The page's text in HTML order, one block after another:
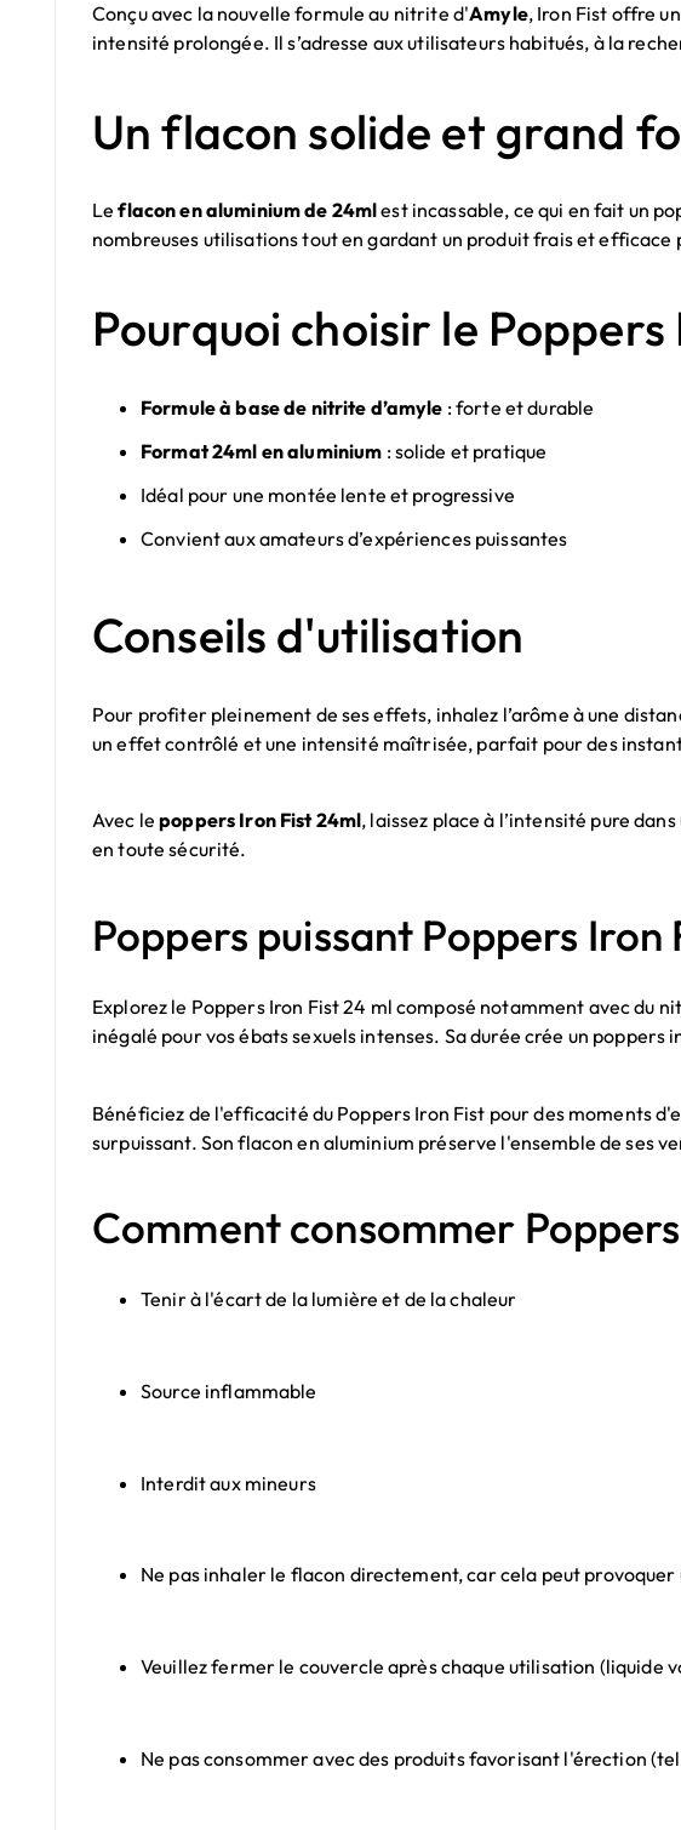
Conçu avec la nouvelle formule au nitrite d'Amyle, Iron Fist offre
intensité prolongée. Il s’adresse aux utilisateurs habitués, à la
Un flacon solide et grand
Leflacon en aluminium de 24mlest incassable, ce qui en fait un
nombreuses utilisations tout en gardant un produit frais et efficace
Pourquoi choisir le
Formule à base de nitrite d’amyle : forte et durable
Format 24ml en aluminium : solide et pratique
Idéal pour une montée lente et progressive
Convient aux amateurs d’expériences puissantes
Conseils d'utilisation
Pour profiter pleinement de ses effets, inhalez l’arôme à une
un effet contrôlé et une intensité maîtrisée, parfait pour des
Avec lepoppers Iron Fist 24ml, laissez place à l’intensité pure
en toute sécurité.
Poppers puissant Poppers Iron
Explorez le Poppers Iron Fist 24 ml composé notamment avec du
inégalé pour vos ébats sexuels intenses. Sa durée crée un poppers
Bénéficiez de l'efficacité du Poppers Iron Fist pour des moments
surpuissant. Son flacon en aluminium préserve l'ensemble de ses
Comment consommer
Tenir à l'écart de la lumière et de la chaleur
Source inflammable
Interdit aux mineurs
Ne pas inhaler le flacon directement, car cela peut
Veuillez fermer le couvercle après chaque utilisation (liquide
Ne pas consommer avec des produits favorisant l'érection